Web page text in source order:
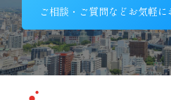
ご相談・ご質問などお気軽に